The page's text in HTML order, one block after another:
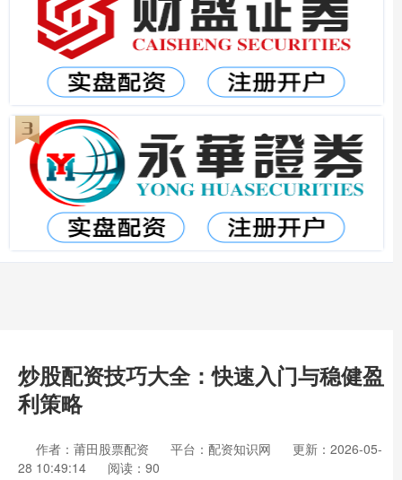
炒股配资技巧大全：快速入门与稳健盈
利策略
作者：莆田股票配资 平台：配资知识网
更新：2026-05-
28 10:49:14
阅读：90